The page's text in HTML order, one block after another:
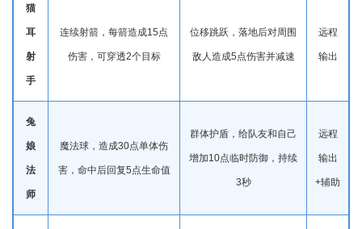
猫
耳
射
手
连续射箭，每箭造成15点
伤害，可穿透2个目标
位移跳跃，落地后对周围
敌人造成5点伤害并减速
远程
输出
兔
娘
法
师
魔法球，造成30点单体伤
害，命中后回复5点生命值
群体护盾，给队友和自己
增加10点临时防御，持续
3秒
远程
输出
+辅助